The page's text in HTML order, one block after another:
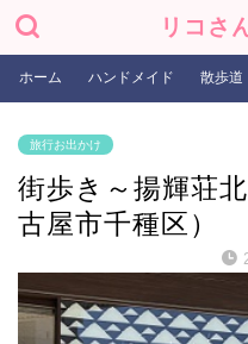
リコさ
ホーム ハンドメイド 散歩道
旅行お出かけ
街歩き～揚輝荘
古屋市千種区）